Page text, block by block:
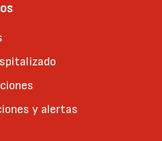
y alertas